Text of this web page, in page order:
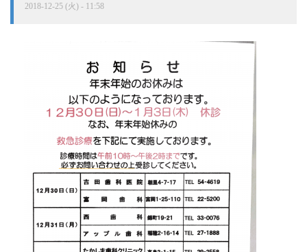
2018-12-25 (火) - 11:58